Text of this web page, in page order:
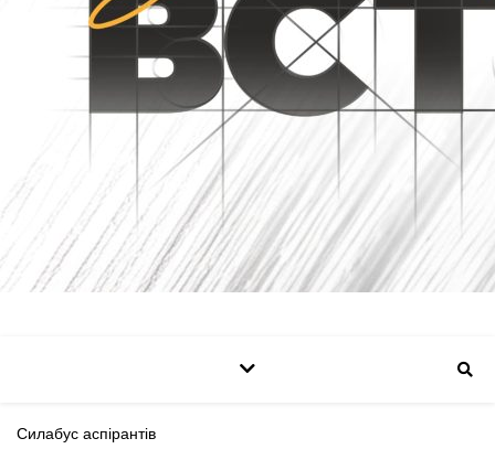
Силабус аспірантів